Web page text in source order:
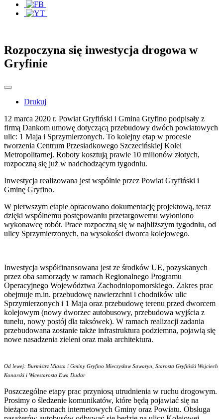
Rozpoczyna się inwestycja drogowa w
Gryfinie
Drukuj
12 marca 2020 r. Powiat Gryfiński i Gmina Gryfino podpisały z
firmą Dankom umowę dotyczącą przebudowy dwóch powiatowych
ulic: 1 Maja i Sprzymierzonych. To kolejny etap w procesie
tworzenia Centrum Przesiadkowego Szczecińskiej Kolei
Metropolitarnej. Roboty kosztują prawie 10 milionów złotych,
rozpoczną się już w nadchodzącym tygodniu.
Inwestycja realizowana jest wspólnie przez Powiat Gryfiński i
Gminę Gryfino.
W pierwszym etapie opracowano dokumentację projektową, teraz
dzięki wspólnemu postępowaniu przetargowemu wyłoniono
wykonawcę robót. Prace rozpoczną się w najbliższym tygodniu, od
ulicy Sprzymierzonych, na wysokości dworca kolejowego.
Inwestycja współfinansowana jest ze środków UE, pozyskanych
przez oba samorządy w ramach Regionalnego Programu
Operacyjnego Województwa Zachodniopomorskiego. Zakres prac
obejmuje m.in. przebudowę nawierzchni i chodników ulic
Sprzymierzonych i 1 Maja oraz przebudowę terenu przed dworcem
kolejowym (nowy dworzec autobusowy, przebudowa wyjścia z
tunelu, nowy postój dla taksówek). W ramach realizacji zadania
przebudowana zostanie także infrastruktura podziemna, pojawią się
nowe nasadzenia zieleni oraz mała architektura.
Od lewej: Burmistrz Miasta i Gminy Gryfino Mieczysław Sawaryn, Starosta Gryfiński Wojciech
Konarski i Wicestarosta Ewa Dudar
Poszczególne etapy prac przyniosą utrudnienia w ruchu drogowym.
Prosimy o śledzenie komunikatów, które będą pojawiać się na
bieżąco na stronach internetowych Gminy oraz Powiatu. Obsługa